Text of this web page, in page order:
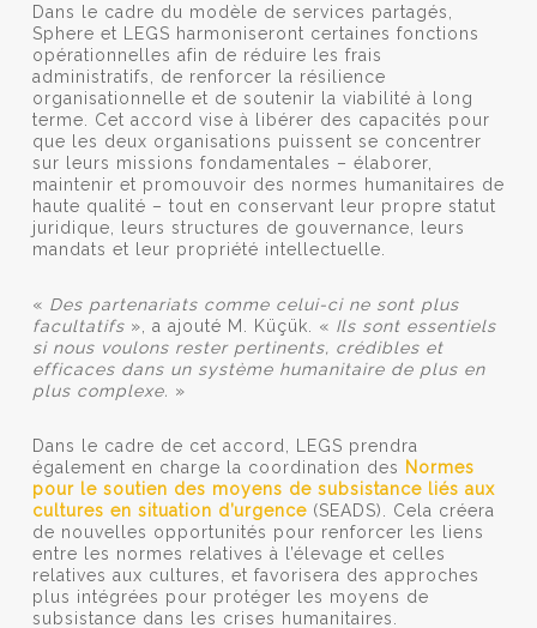
Dans le cadre du modèle de services partagés,
Sphere et LEGS harmoniseront certaines fonctions
opérationnelles afin de réduire les frais
administratifs, de renforcer la résilience
organisationnelle et de soutenir la viabilité à long
terme. Cet accord vise à libérer des capacités pour
que les deux organisations puissent se concentrer
sur leurs missions fondamentales – élaborer,
maintenir et promouvoir des normes humanitaires de
haute qualité – tout en conservant leur propre statut
juridique, leurs structures de gouvernance, leurs
mandats et leur propriété intellectuelle.
« Des partenariats comme celui-ci ne sont plus
facultatifs», a ajouté M. Küçük. « Ils sont essentiels
si nous voulons rester pertinents, crédibles et
efficaces dans un système humanitaire de plus en
plus complexe. »
Dans le cadre de cet accord, LEGS prendra
également en charge la coordination des Normes
pour le soutien des moyens de subsistance liés aux
cultures en situation d’urgence(SEADS). Cela créera
de nouvelles opportunités pour renforcer les liens
entre les normes relatives à l’élevage et celles
relatives aux cultures, et favorisera des approches
plus intégrées pour protéger les moyens de
subsistance dans les crises humanitaires.